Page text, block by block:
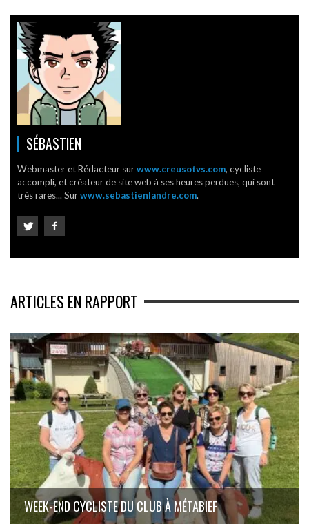
SÉBASTIEN
Webmaster et Rédacteur surwww.creusotvs.com, cycliste
accompli, et créateur de site web à ses heures perdues, qui sont
très rares... Surwww.sebastienlandre.com.
ARTICLES EN RAPPORT
WEEK-END CYCLISTE DU CLUB À MÉTABIEF